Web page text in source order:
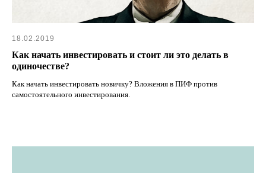
18.02.2019
Как начать инвестировать и стоит ли это делать в
одиночестве?
Как начать инвестировать новичку? Вложения в ПИФ против
самостоятельного инвестирования.